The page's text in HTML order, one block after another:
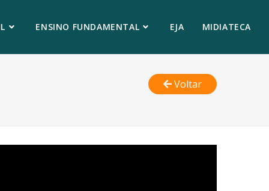
ENSINO FUNDAMENTAL EJA MIDIATECA
Voltar